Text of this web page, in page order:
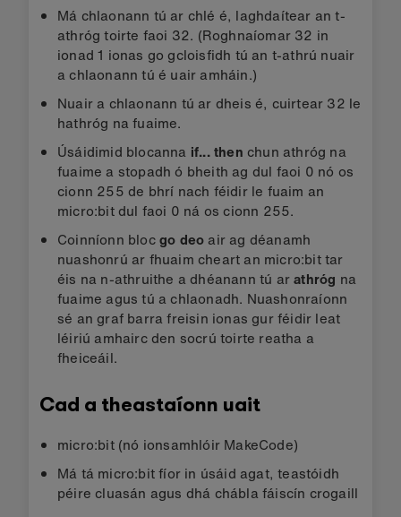
Má chlaonann tú ar chlé é, laghdaítear an t-
athróg toirte faoi 32. (Roghnaíomar 32 in
ionad 1 ionas go gcloisfidh tú an t-athrú nuair
a chlaonann tú é uair amháin.)
Nuair a chlaonann tú ar dheis é, cuirtear 32 le
hathróg na fuaime.
Úsáidimid blocanna if... then chun athróg na
fuaime a stopadh ó bheith ag dul faoi 0 nó os
cionn 255 de bhrí nach féidir le fuaim an
micro:bit dul faoi 0 ná os cionn 255.
Coinníonn blocgo deo air ag déanamh
nuashonrú ar fhuaim cheart an micro:bit tar
éis na n-athruithe a dhéanann tú arathróg na
fuaime agus tú a chlaonadh. Nuashonraíonn
sé an graf barra freisin ionas gur féidir leat
léiriú amhairc den socrú toirte reatha a
fheiceáil.
Cad a theastaíonn uait
micro:bit (nó ionsamhlóir MakeCode)
Má tá micro:bit fíor in úsáid agat, teastóidh
péire cluasán agus dhá chábla fáiscín crogaill